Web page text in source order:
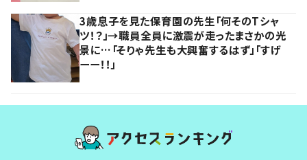
3歳息子を見た保育園の先生「何そのTシャ
ツ！？」→職員全員に激震が走ったまさかの光
景に…「そりゃ先生も大興奮するはず」「すげ
ーー！！」